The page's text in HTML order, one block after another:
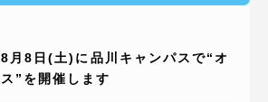
8月8日(土)に品川キャンパスで“オ
”を開催します